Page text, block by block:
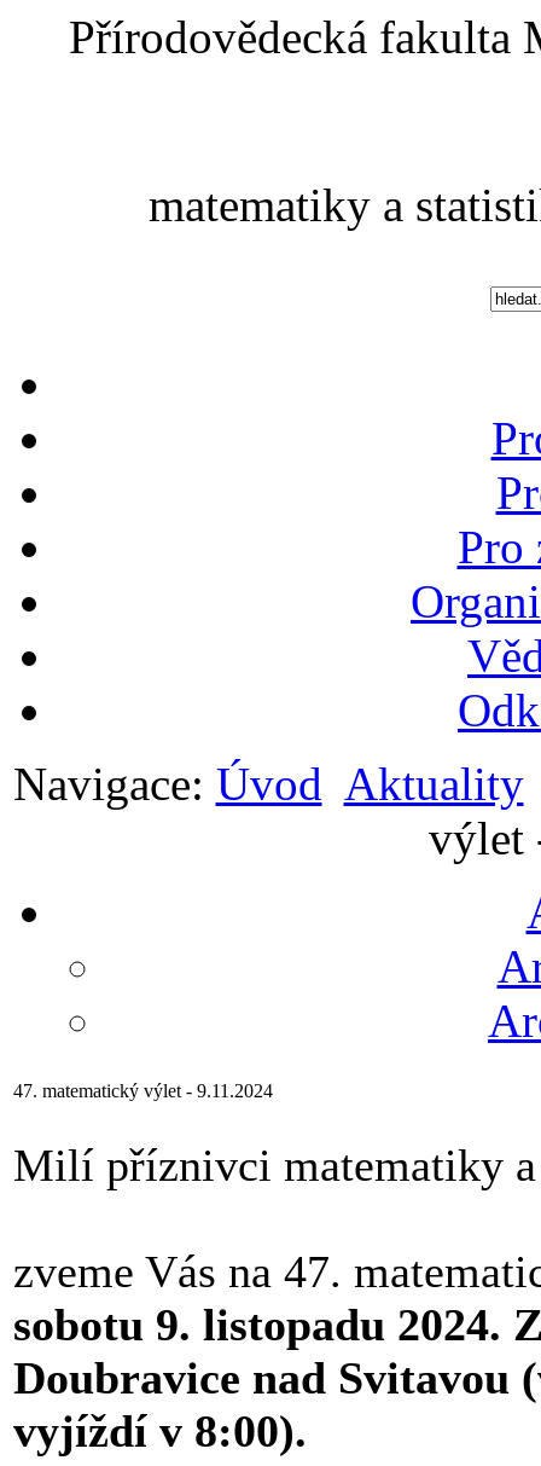
Přírodovědecká fakulta
matematiky a
Pro
Navigace: Úvod Aktuality
výlet
47. matematický výlet - 9.11.2024
Milí příznivci matematiky
zveme Vás na 47.
sobotu 9. listopadu 2024.
Doubravice nad Svitavou
vyjíždí v 8:00).